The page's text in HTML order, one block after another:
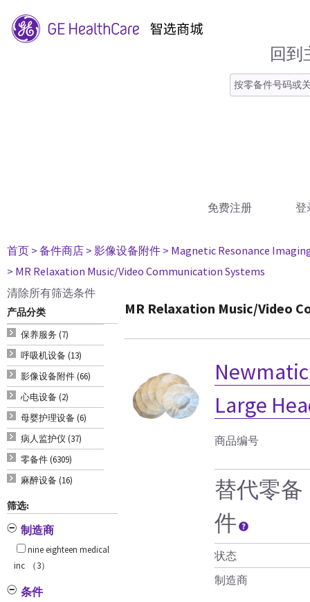
回到
免费注册 登
首页 > 备件商店 > 影像设备附件 > Magnetic Resonance
> MR Relaxation Music/Video Communication Systems
清除所有筛选条件
产品分类
保养服务 (7)
呼吸机设备 (13)
影像设备附件 (66)
心电设备 (2)
母婴护理设备 (6)
病人监护仪 (37)
零备件 (6309)
麻醉设备 (16)
筛选:
制造商
nine eighteen medical
inc
（3）
条件
MR Relaxation Music/Video
Large
商品编号
替代零备
件
状态
制造商